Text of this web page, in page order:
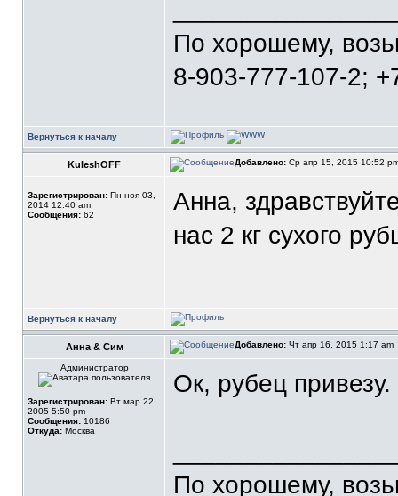
По хорошему,
8-903-777-107-2;
Вернуться к началу
KuleshOFF Добавлено: Ср апр 15, 2015 10:52
Зарегистрирован: Пн ноя 03,
2014 12:40 am
Сообщения: 62
Анна,
нас 2 кг сухого
Вернуться к началу
Анна & Сим Добавлено: Чт апр 16, 2015 1:17 am
Администратор
Зарегистрирован: Вт мар 22,
2005 5:50 pm
Сообщения: 10186
Откуда: Москва
Ок, рубец привезу.
По хорошему,